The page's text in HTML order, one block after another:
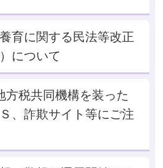
育に関する民法等改正
について
方税共同機構を装った
、詐欺サイト等にご注